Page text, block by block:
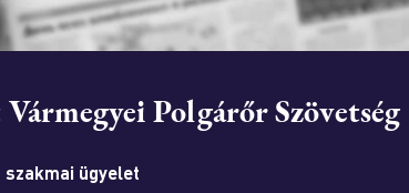
Vármegyei Polgárőr Szövetség
szakmai ügyelet